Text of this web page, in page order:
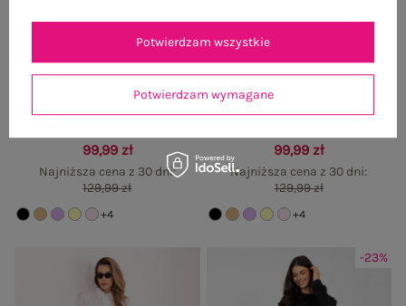
Pastelowy żółty damski komplet z
99,99 zł
Najniższa cena z 30 dni:
129,99 zł
+4
Liliowy komplet ze spodniami typu
99,99 zł
Najniższa cena z 30 dni:
129,99 zł
+4
-23%
Potwierdzam wymagane
Potwierdzam wszystkie